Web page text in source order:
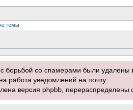
темы
с борьбой со спамерами были
работа уведомлений на почту.
версия phpbb, перераспределены